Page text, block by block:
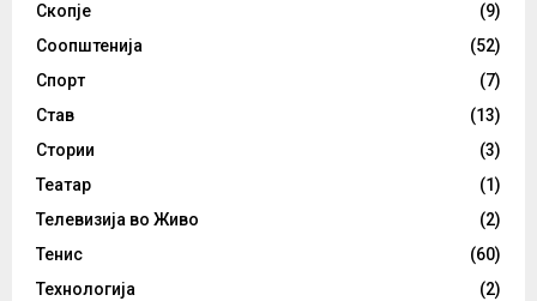
Скопје
(9)
Соопштенија
(52)
Спорт
(7)
Став
(13)
Стории
(3)
Театар
(1)
Телевизија во Живо
(2)
Тенис
(60)
Технологија
(2)